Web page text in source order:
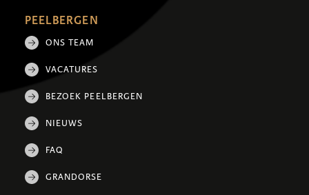
PEELBERGEN
ONS TEAM
VACATURES
BEZOEK PEELBERGEN
NIEUWS
FAQ
GRANDORSE